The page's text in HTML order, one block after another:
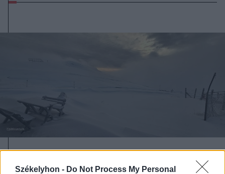
Székelyhon - Do Not Process My Personal
2024. november 11., hétfő